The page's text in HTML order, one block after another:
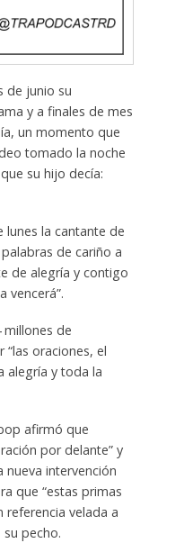
de junio su
y a finales de mes
un momento que
tomado la noche
su hijo decía:
lunes la cantante de
palabras de cariño a
de alegría y contigo
vencerá”.
de
oraciones, el
alegría y toda la
afirmó que
por delante” y
intervención
que “estas primas
referencia velada a
pecho.